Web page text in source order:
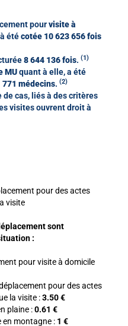
pourvisite à
à étécotée 10 623 656 fois
8 644 136 fois. (1)
MUquant à elle, a été
771 médecins. (2)
de cas, liés à des critères
visites ouvrent droit à
pour des actes
visite
sont
:
pour visite à domicile
pour des actes
la visite :3.50 €
plaine :0.61 €
en montagne : 1 €